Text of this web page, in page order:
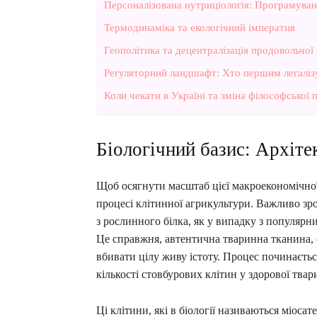
Персоналізована нутриціологія:
Термодинаміка та екологічний імператив
Геополітика та децентралізація
Регуляторний ландшафт: Хто першим
Коли чекати в Україні та зміна філософської
Біологічний базис:
Щоб осягнути масштаб цієї
процесі клітинної агрикультури. Важливо
з рослинного білка, як у випадку з
Це справжня, автентична тваринна тканина,
вбивати цілу живу істоту. Процес
кількості стовбурових клітин у здорової
Ці клітини, які в біології називаються